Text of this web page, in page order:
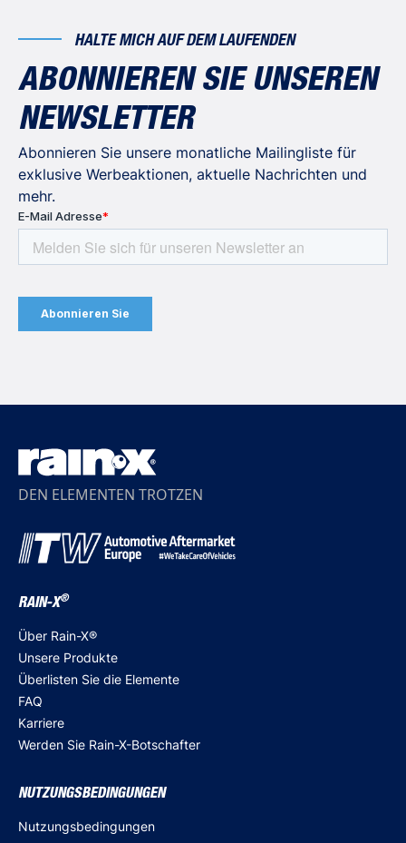
HALTE MICH AUF DEM LAUFENDEN
ABONNIEREN SIE UNSEREN
NEWSLETTER
Abonnieren Sie unsere monatliche Mailingliste für
exklusive Werbeaktionen, aktuelle Nachrichten und
mehr.
DEN ELEMENTEN TROTZEN
RAIN-X®
Über Rain-X®
Unsere Produkte
Überlisten Sie die Elemente
FAQ
Karriere
Werden Sie Rain-X-Botschafter
NUTZUNGSBEDINGUNGEN
Nutzungsbedingungen